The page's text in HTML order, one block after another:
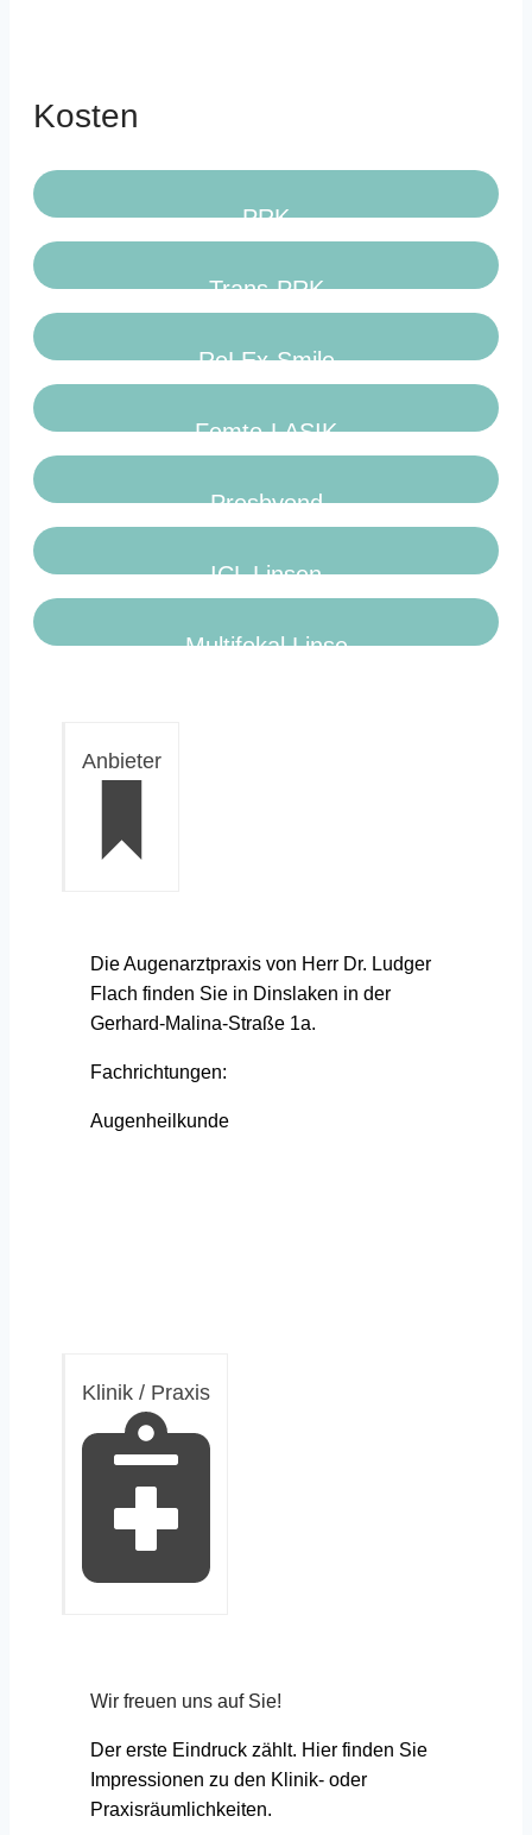
Kosten
PRK
Trans-PRK
ReLEx-Smile
Femto-LASIK
Presbyond
ICL Linsen
Multifokal Linse
Anbieter
Die Augenarztpraxis von Herr Dr. Ludger
Flach finden Sie in Dinslaken in der
Gerhard-Malina-Straße 1a.
Fachrichtungen:
Augenheilkunde
Klinik / Praxis
Wir freuen uns auf Sie!
Der erste Eindruck zählt. Hier finden Sie
Impressionen zu den Klinik- oder
Praxisräumlichkeiten.